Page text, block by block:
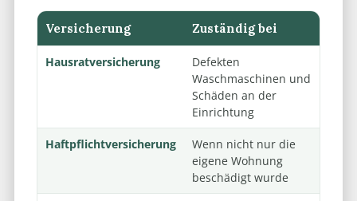
Versicherung Zuständig bei
Hausratversicherung
Defekten
Waschmaschinen und
Schäden an der
Einrichtung
Haftpflichtversicherung
Wenn nicht nur die
eigene Wohnung
beschädigt wurde